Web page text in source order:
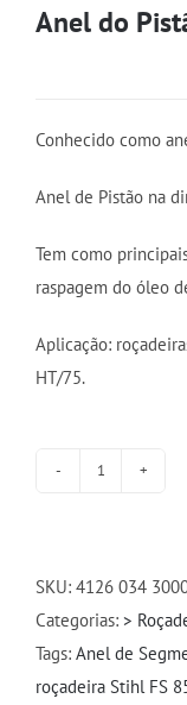
Anel do
Conhecido como
Anel de Pistão na
Tem como
raspagem do óleo
Aplicação:
HT/75.
34mm
Stihl
FS
85
SKU: 4126 034
Categorias: >
Tags: Anel de
roçadeira Stihl FS